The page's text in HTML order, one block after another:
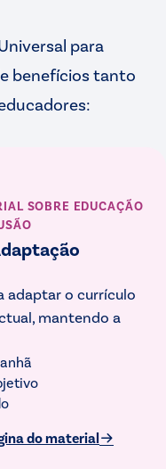
para
benefícios tanto
SOBRE EDUCAÇÃO
adaptar o currículo
mantendo a
do material